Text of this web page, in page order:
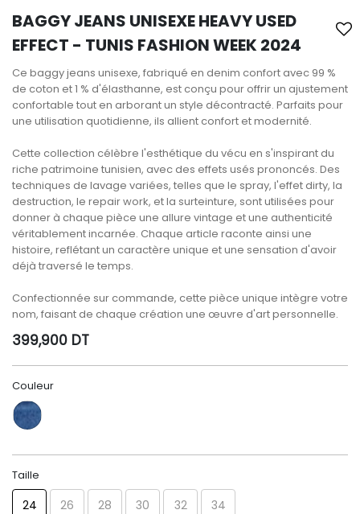
BAGGY JEANS UNISEXE HEAVY USED
EFFECT - TUNIS FASHION WEEK 2024
Ce baggy jeans unisexe, fabriqué en denim confort avec 99 %
de coton et 1 % d'élasthanne, est conçu pour offrir un ajustement
confortable tout en arborant un style décontracté. Parfaits pour
une utilisation quotidienne, ils allient confort et modernité.
Cette collection célèbre l'esthétique du vécu en s'inspirant du
riche patrimoine tunisien, avec des effets usés prononcés. Des
techniques de lavage variées, telles que le spray, l'effet dirty, la
destruction, le repair work, et la surteinture, sont utilisées pour
donner à chaque pièce une allure vintage et une authenticité
véritablement incarnée. Chaque article raconte ainsi une
histoire, reflétant un caractère unique et une sensation d'avoir
déjà traversé le temps.
Confectionnée sur commande, cette pièce unique intègre votre
nom, faisant de chaque création une œuvre d'art personnelle.
399,900 DT
Couleur
Taille
24 26 28 30 32 34